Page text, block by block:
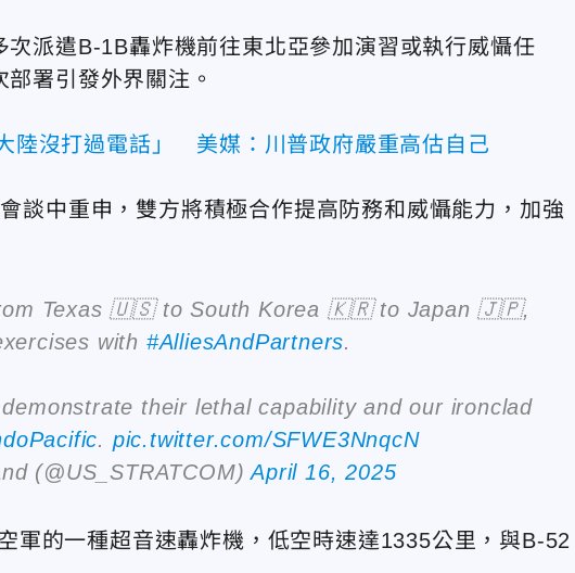
次派遣B-1B轟炸機前往東北亞參加演習或執行威懾任
署引發外界關注。
陸沒打過電話」 美媒：川普政府嚴重高估自己
談中重申，雙方將積極合作提高防務和威懾能力，加強
Texas 🇺🇸 to South Korea 🇰🇷 to Japan 🇯🇵,
with #AlliesAndPartners.
their lethal capability and our ironclad
. pic.twitter.com/SFWE3NnqcN
(@US_STRATCOM)April 16, 2025
軍的一種超音速轟炸機，低空時速達1335公里，與B-52